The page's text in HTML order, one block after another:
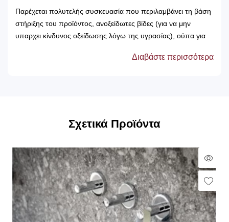
Παρέχεται πολυτελής συσκευασία που περιλαμβάνει τη βάση
στήριξης του προϊόντος, ανοξείδωτες βίδες (για να μην
υπαρχει κίνδυνος οξείδωσης λόγω της υγρασίας), ούπα για
Διαβάστε περισσότερα
Σχετικά Προϊόντα